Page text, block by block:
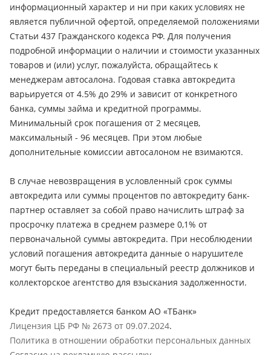
информационный характер и ни при каких условиях не
является публичной офертой, определяемой положениями
Статьи 437 Гражданского кодекса РФ. Для получения
подробной информации о наличии и стоимости указанных
товаров и (или) услуг, пожалуйста, обращайтесь к
менеджерам автосалона. Годовая ставка автокредита
варьируется от 4.5% до 29% и зависит от конкретного
банка, суммы займа и кредитной программы.
Минимальный срок погашения от 2 месяцев,
максимальный - 96 месяцев. При этом любые
дополнительные комиссии автосалоном не взимаются.
В случае невозвращения в условленный срок суммы
автокредита или суммы процентов по автокредиту банк-
партнер оставляет за собой право начислить штраф за
просрочку платежа в среднем размере 0,1% от
первоначальной суммы автокредита. При несоблюдении
условий погашения автокредита данные о нарушителе
могут быть переданы в специальный реестр должников и
коллекторское агентство для взыскания задолженности.
Кредит предоставляется банком АО «ТБанк»
Лицензия ЦБ РФ № 2673 от 09.07.2024.
Политика в отношении обработки персональных данных